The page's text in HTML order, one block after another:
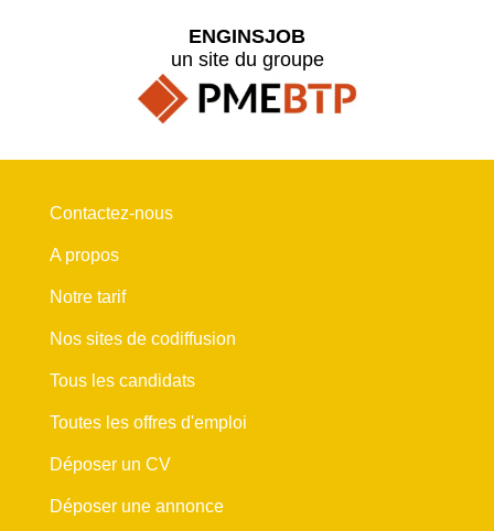
ENGINSJOB
un site du groupe
Contactez-nous
A propos
Notre tarif
Nos sites de codiffusion
Tous les candidats
Toutes les offres d'emploi
Déposer un CV
Déposer une annonce